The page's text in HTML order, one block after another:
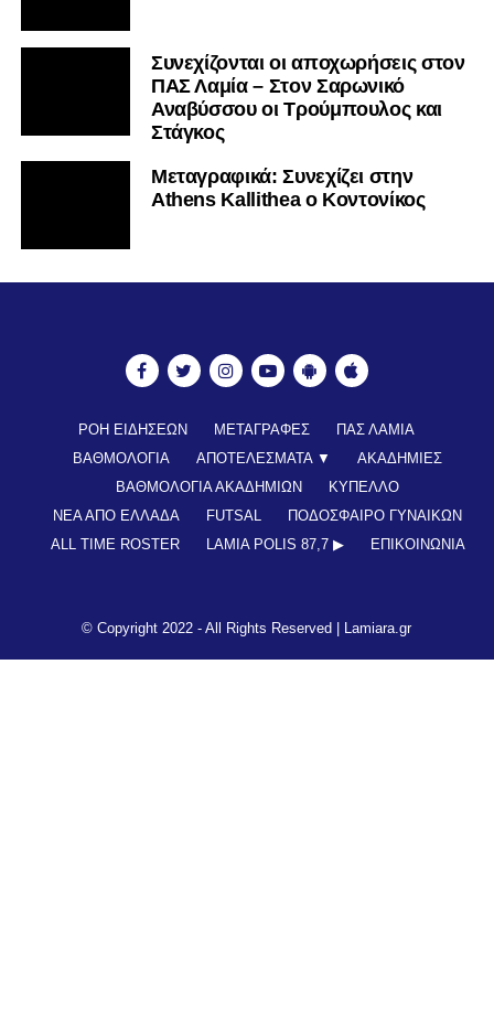
Συνεχίζονται οι αποχωρήσεις στον
ΠΑΣ Λαμία – Στον Σαρωνικό
Αναβύσσου οι Τρούμπουλος και
Στάγκος
Mεταγραφικά: Συνεχίζει στην
Athens Kallithea ο Κοντονίκος
ΡΟΗ ΕΙΔΗΣΕΩΝ ΜΕΤΑΓΡΑΦΕΣ
ΠΑΣ ΛΑΜΙΑ
ΒΑΘΜΟΛΟΓΙΑ
ΑΠΟΤΕΛΕΣΜΑΤΑ ▼
ΑΚΑΔΗΜΙΕΣ
ΒΑΘΜΟΛΟΓΙΑ ΑΚΑΔΗΜΙΩΝ
ΚΥΠΕΛΛΟ
ΝΕΑ ΑΠΟ ΕΛΛΑΔΑ
FUTSAL
ΠΟΔΟΣΦΑΙΡΟ ΓΥΝΑΙΚΩΝ
ALL TIME ROSTER
LAMIA POLIS 87,7 ▶︎ ΕΠΙΚΟΙΝΩΝΊΑ
© Copyright 2022 - All Rights Reserved | Lamiara.gr